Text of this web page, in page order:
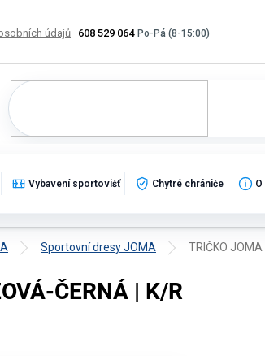
608 529 064
údajů Výměna, vrácení a reklamace zboží
Vybavení sportovišť Chytré chrániče O
Sportovní dresy JOMA TRIČKO JOMA
ČERNÁ | K/R